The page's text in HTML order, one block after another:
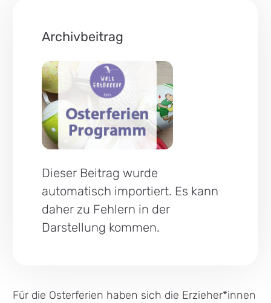
Archivbeitrag
Dieser Beitrag wurde
automatisch importiert. Es kann
daher zu Fehlern in der
Darstellung kommen.
Für die Osterferien haben sich die Erzieher*innen